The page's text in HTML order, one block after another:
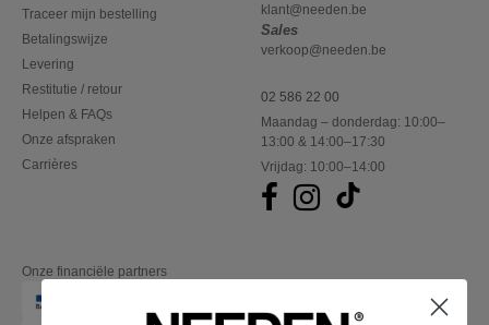
Traceer mijn bestelling
Betalingswijze
Levering
Restitutie / retour
Helpen & FAQs
Onze afspraken
Carrières
klant@needen.be
Sales
verkoop@needen.be
02 586 22 00
Maandag – donderdag: 10:00–
13:00 & 14:00–17:30
Vrijdag: 10:00–14:00
Onze financiële partners